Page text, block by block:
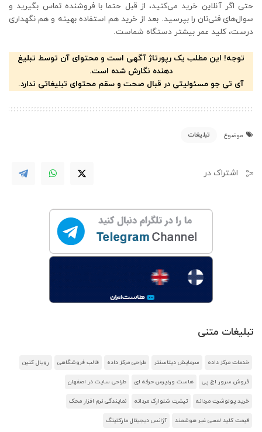
حتی اگر آنلاین خرید می‌کنید، از قبل حتما با فروشنده تماس بگیرید و
سوال‌های فنی‌تان را بپرسید. بعد از خرید هم استفاده بهینه و هم نگهداری
درست، کلید عمر بیشتر دستگاه شماست.
توجه! این مطلب یک رپورتاژ آگهی است و محتوای آن توسط تبلیغ
دهنده نگارش شده است.
آی تی جو مسئولیتی در قبال صحت و سقم محتوای تبلیغاتی ندارد.
موضوع تبلیغات
اشتراک در
تبلیغات متنی
خدمات مرکز داده سرمایش دیتاسنتر طراحی مرکز داده قالب فروشگاهی رویال کنین
فروش سرور اچ پی هاست وردپرس حرفه ای طراحی سایت در اصفهان
خرید پولوشرت مردانه تیشرت شلوارک مردانه نمایندگی نرم افزار محک
قیمت کلید لمسی غیر هوشمند آژانس دیجیتال مارکتینگ